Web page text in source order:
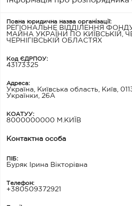
Повна юридична назва організації:
РЕГІОНАЛЬНЕ ВІДДІЛЕННЯ
МАЙНА УКРАЇНИ ПО КИЇВСЬКІЙ,
ЧЕРНІГІВСЬКІЙ ОБЛАСТЯХ
Код ЄДРПОУ:
43173325
Адреса:
Україна, Київська область, Київ,
Українки, 26А
КОАТУУ:
8000000000 М.КИЇВ
Контактна особа
ПІБ:
Буряк Ірина Вікторівна
Телефон:
+380509372921